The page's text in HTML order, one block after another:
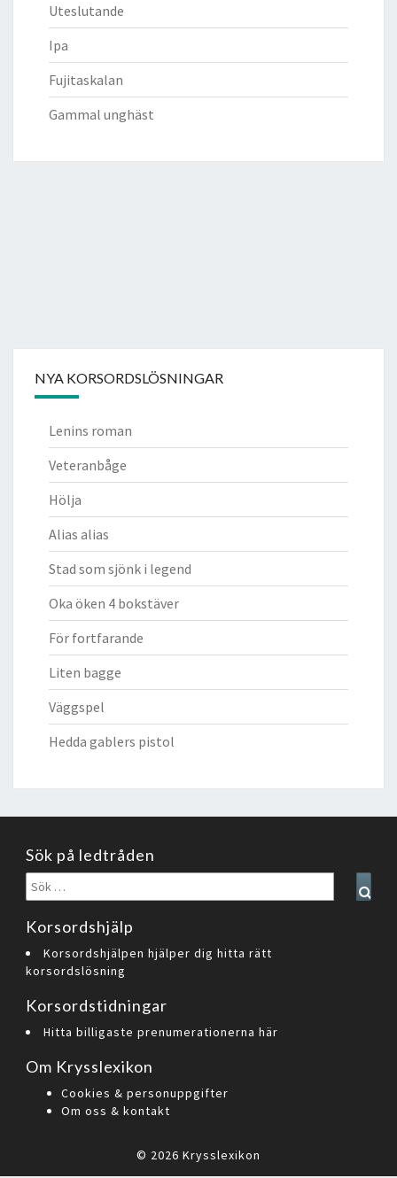
Uteslutande
Ipa
Fujitaskalan
Gammal unghäst
NYA KORSORDSLÖSNINGAR
Lenins roman
Veteranbåge
Hölja
Alias alias
Stad som sjönk i legend
Oka öken 4 bokstäver
För fortfarande
Liten bagge
Väggspel
Hedda gablers pistol
Sök på ledtråden
Sök
efter:
Korsordshjälp
Korsordshjälpen hjälper dig hitta rätt
korsordslösning
Korsordstidningar
Hitta billigaste prenumerationerna här
Om Krysslexikon
Cookies & personuppgifter
Om oss & kontakt
© 2026 Krysslexikon